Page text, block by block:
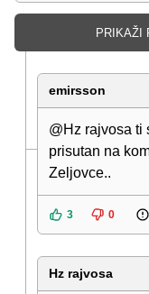
PRIKAŽI
emirsson
@Hz rajvosa ti
prisutan na
Zeljovce..
3 0
Hz rajvosa